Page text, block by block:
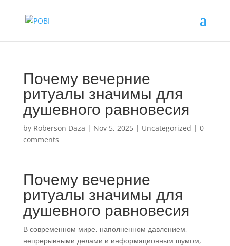
Почему вечерние
ритуалы значимы для
душевного равновесия
by Roberson Daza | Nov 5, 2025| Uncategorized | 0
comments
Почему вечерние
ритуалы значимы для
душевного равновесия
В современном мире, наполненном давлением,
непрерывными делами и информационным шумом,